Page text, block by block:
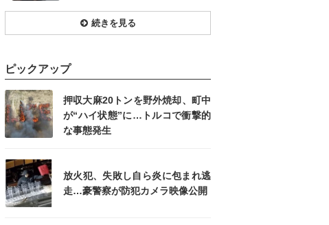
続きを見る
ピックアップ
押収大麻20トンを野外焼却、町中
が“ハイ状態”に…トルコで衝撃的
な事態発生
放火犯、失敗し自ら炎に包まれ逃
走…豪警察が防犯カメラ映像公開